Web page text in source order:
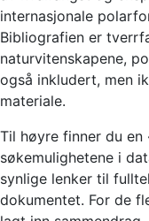
internasjonale
Bibliografien er
naturvitenskapene,
også inkludert, men
materiale.
Til høyre finner du en
søkemulighetene i
synlige lenker til
dokumentet. For de